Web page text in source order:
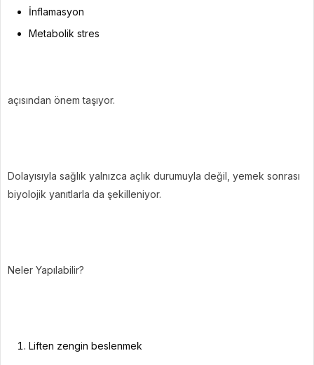
İnflamasyon
Metabolik stres
açısından önem taşıyor.
Dolayısıyla sağlık yalnızca açlık durumuyla değil, yemek sonrası
biyolojik yanıtlarla da şekilleniyor.
Neler Yapılabilir?
Liften zengin beslenmek